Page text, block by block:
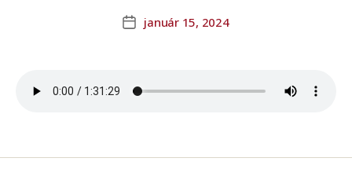
január 15, 2024